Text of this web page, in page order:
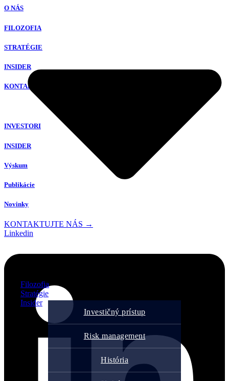
Investičný prístup
Risk management
História
Filozofia
Stratégie
Insider
O NÁS
FILOZOFIA
STRATÉGIE
INSIDER
KONTAKT
INVESTORI
INSIDER
Výskum
Publikácie
Novinky
KONTAKTUJTE NÁS →
Linkedin